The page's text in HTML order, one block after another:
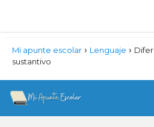
Mi apunte escolar › Lenguaje ›
sustantivo